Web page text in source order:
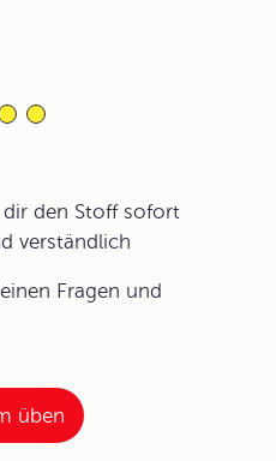
den Stoff sofort
verständlich
Fragen und
üben